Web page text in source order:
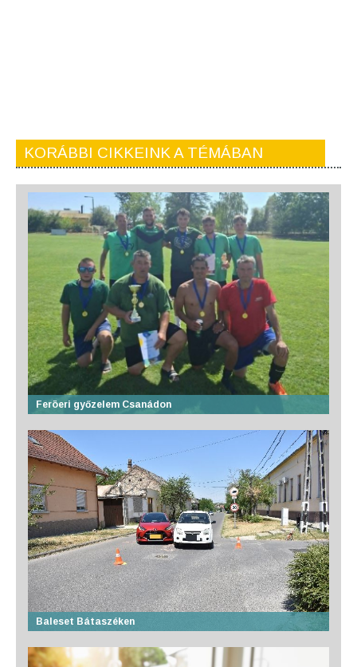
KORÁBBI CIKKEINK A TÉMÁBAN
Feröeri győzelem Csanádon
Baleset Bátaszéken